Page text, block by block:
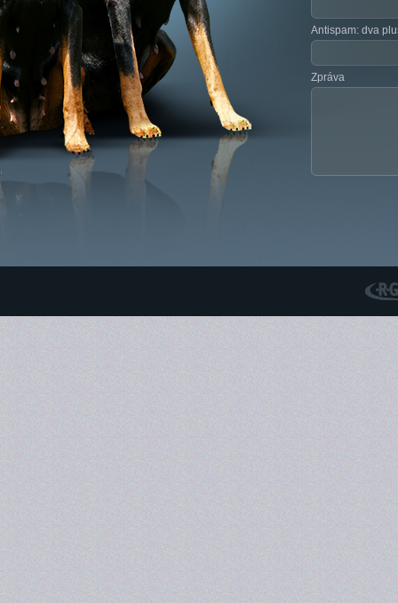
Antispam: dva
Zpráva